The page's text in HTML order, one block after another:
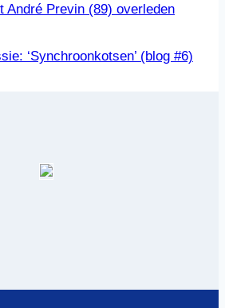
André Previn (89) overleden
‘Synchroonkotsen’ (blog #6)